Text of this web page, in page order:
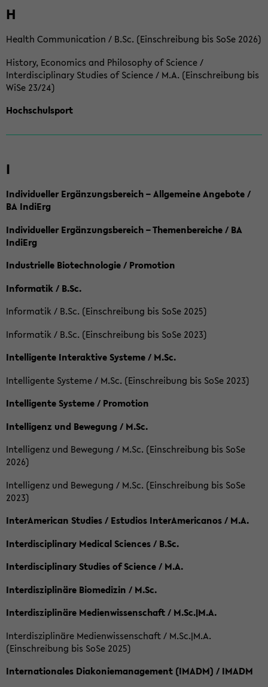
H
Health Communication / B.Sc. (Einschreibung bis SoSe 2026)
History, Economics and Philosophy of Science /
Interdisciplinary Studies of Science / M.A. (Einschreibung bis
WiSe 23/24)
Hochschulsport
I
Individueller Ergänzungsbereich – Allgemeine Angebote /
BA IndiErg
Individueller Ergänzungsbereich – Themenbereiche / BA
IndiErg
Industrielle Biotechnologie / Promotion
Informatik / B.Sc.
Informatik / B.Sc. (Einschreibung bis SoSe 2025)
Informatik / B.Sc. (Einschreibung bis SoSe 2023)
Intelligente Interaktive Systeme / M.Sc.
Intelligente Systeme / M.Sc. (Einschreibung bis SoSe 2023)
Intelligente Systeme / Promotion
Intelligenz und Bewegung / M.Sc.
Intelligenz und Bewegung / M.Sc. (Einschreibung bis SoSe
2026)
Intelligenz und Bewegung / M.Sc. (Einschreibung bis SoSe
2023)
InterAmerican Studies / Estudios InterAmericanos / M.A.
Interdisciplinary Medical Sciences / B.Sc.
Interdisciplinary Studies of Science / M.A.
Interdisziplinäre Biomedizin / M.Sc.
Interdisziplinäre Medienwissenschaft / M.Sc.|M.A.
Interdisziplinäre Medienwissenschaft / M.Sc.|M.A.
(Einschreibung bis SoSe 2025)
Internationales Diakoniemanagement (IMADM) / IMADM